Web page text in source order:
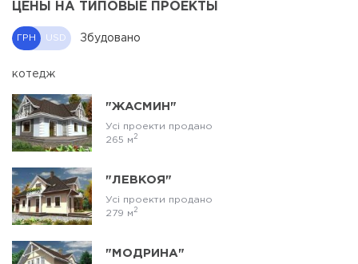
ЦЕНЫ НА ТИПОВЫЕ ПРОЕКТЫ
ГРН USD Збудовано
котедж
"ЖАСМИН"
Усі проекти продано
265 м 2
"ЛЕВКОЯ"
Усі проекти продано
279 м 2
"МОДРИНА"